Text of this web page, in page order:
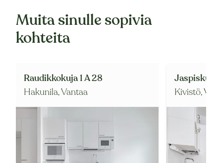
Muita sinulle sopivia
kohteita
Raudikkokuja 1 A 28
Hakunila,Vantaa
Jaspiskuja
Kivistö,